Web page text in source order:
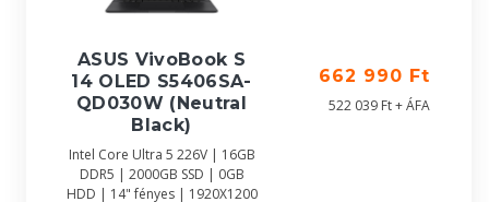
ASUS VivoBook S
14 OLED S5406SA-
QD030W (Neutral
Black)
Intel Core Ultra 5 226V | 16GB
DDR5 | 2000GB SSD | 0GB
HDD | 14" fényes | 1920X1200
662 990 Ft
522 039 Ft + ÁFA